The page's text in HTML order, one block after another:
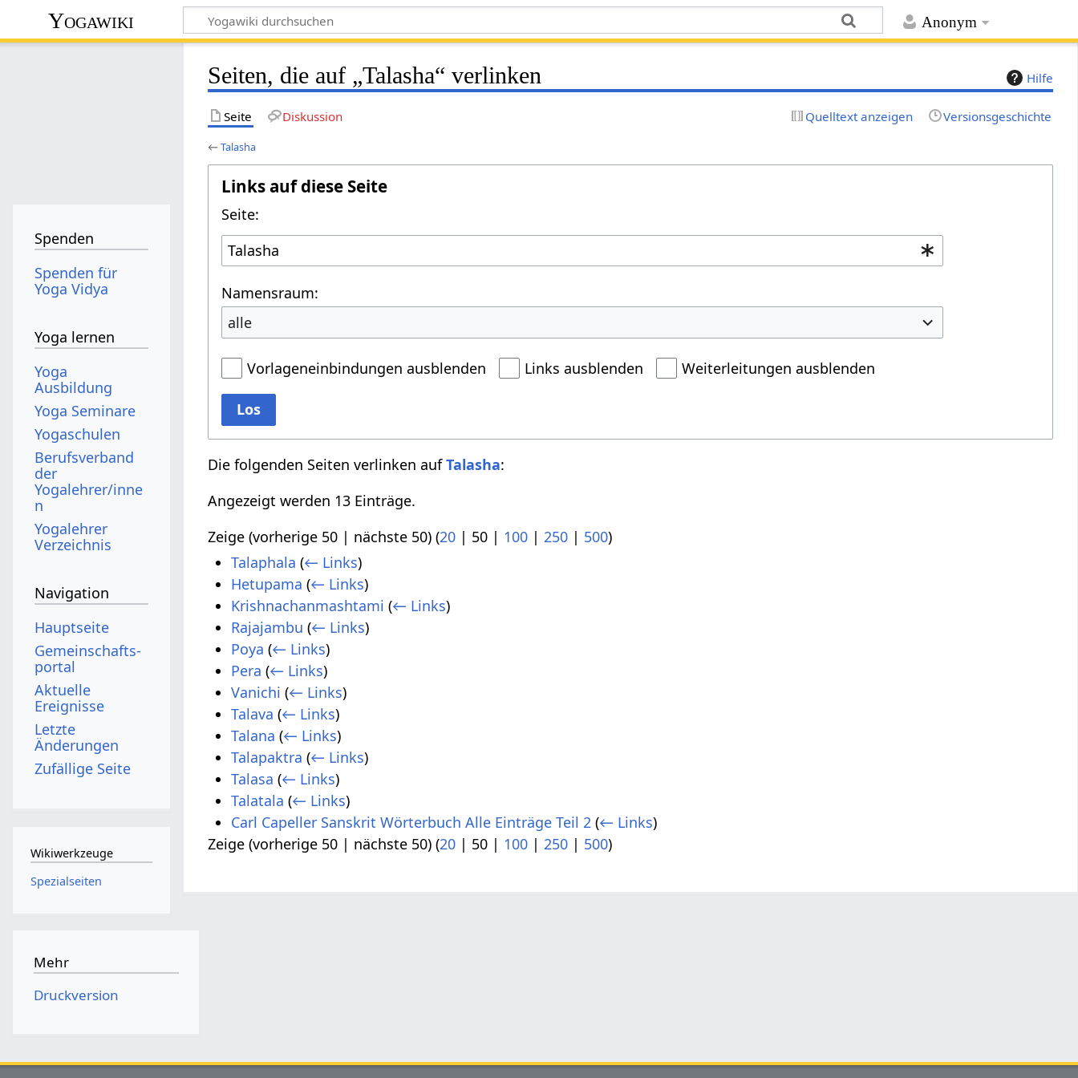
Anonym
Yogawiki
Hilfe
Seiten, die auf „Talasha“ verlinken
Seite Diskussion Quelltext anzeigen Versionsgeschichte
←Talasha
Links auf diese Seite
Seite:
Namensraum:
alle
Vorlageneinbindungen ausblenden Links ausblenden Weiterleitungen ausblenden
Los
Die folgenden Seiten verlinken aufTalasha:
Angezeigt werden 13 Einträge.
Zeige (vorherige 50 | nächste 50) (20 | 50 | 100 |250 | 500)
Talaphala (← Links)
Hetupama (← Links)
Krishnachanmashtami (← Links)
Rajajambu (← Links)
Poya (← Links)
Pera (← Links)
Vanichi (← Links)
Talava (← Links)
Talana (← Links)
Talapaktra (← Links)
Talasa (← Links)
Talatala (← Links)
Carl Capeller Sanskrit Wörterbuch Alle Einträge Teil 2 (← Links)
Zeige (vorherige 50 | nächste 50) (20 | 50 | 100 |250 | 500)
Spenden
Spenden für
Yoga Vidya
Yoga lernen
Yoga
Ausbildung
Yoga Seminare
Yogaschulen
Berufsverband
der
Yogalehrer/inne
n
Yogalehrer
Verzeichnis
Navigation
Hauptseite
Gemeinschafts­
portal
Aktuelle
Ereignisse
Letzte
Änderungen
Zufällige Seite
Wikiwerkzeuge
Spezialseiten
Mehr
Druckversion